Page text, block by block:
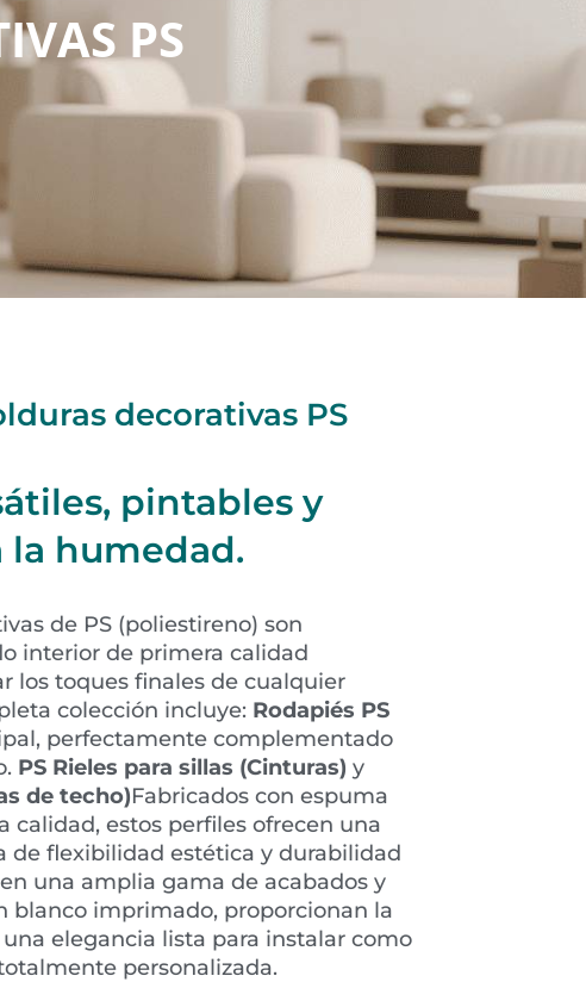
PS
decorativas PS
pintables y
la humedad.
de PS (poliestireno) son
interior de primera calidad
los toques finales de cualquier
colección incluye: Rodapiés PS
perfectamente complementado
PS Rieles para sillas (Cinturas) y
de techo)Fabricados con espuma
calidad, estos perfiles ofrecen una
de flexibilidad estética y durabilidad
una amplia gama de acabados y
blanco imprimado, proporcionan la
elegancia lista para instalar como
personalizada.